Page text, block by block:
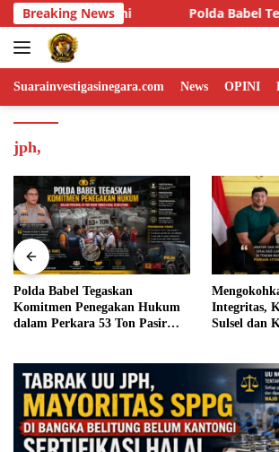
Skip
to
content
Breaking News
Tegaskan Komitmen Penegakan Hukum
Suarainvestigasinegara.com News OPINI
jph,
Polda Babel Tegaskan
Komitmen Penegakan Hukum
dalam Perkara 53 Ton Pasir
Integritas,
Sulsel dan